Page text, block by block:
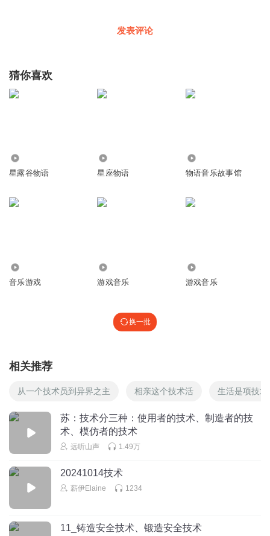
发表评论
猜你喜欢
星露谷物语 星座物语 物语音乐故事馆
音乐游戏 游戏音乐 游戏音乐
换一批
相关推荐
从一个技术员到异界之主 相亲这个技术活 生活是项技术
苏：技术分三种：使用者的技术、制造者的技
术、模仿者的技术
远听山声 1.49万
20241014技术
薪伊Elaine 1234
11_铸造安全技术、锻造安全技术